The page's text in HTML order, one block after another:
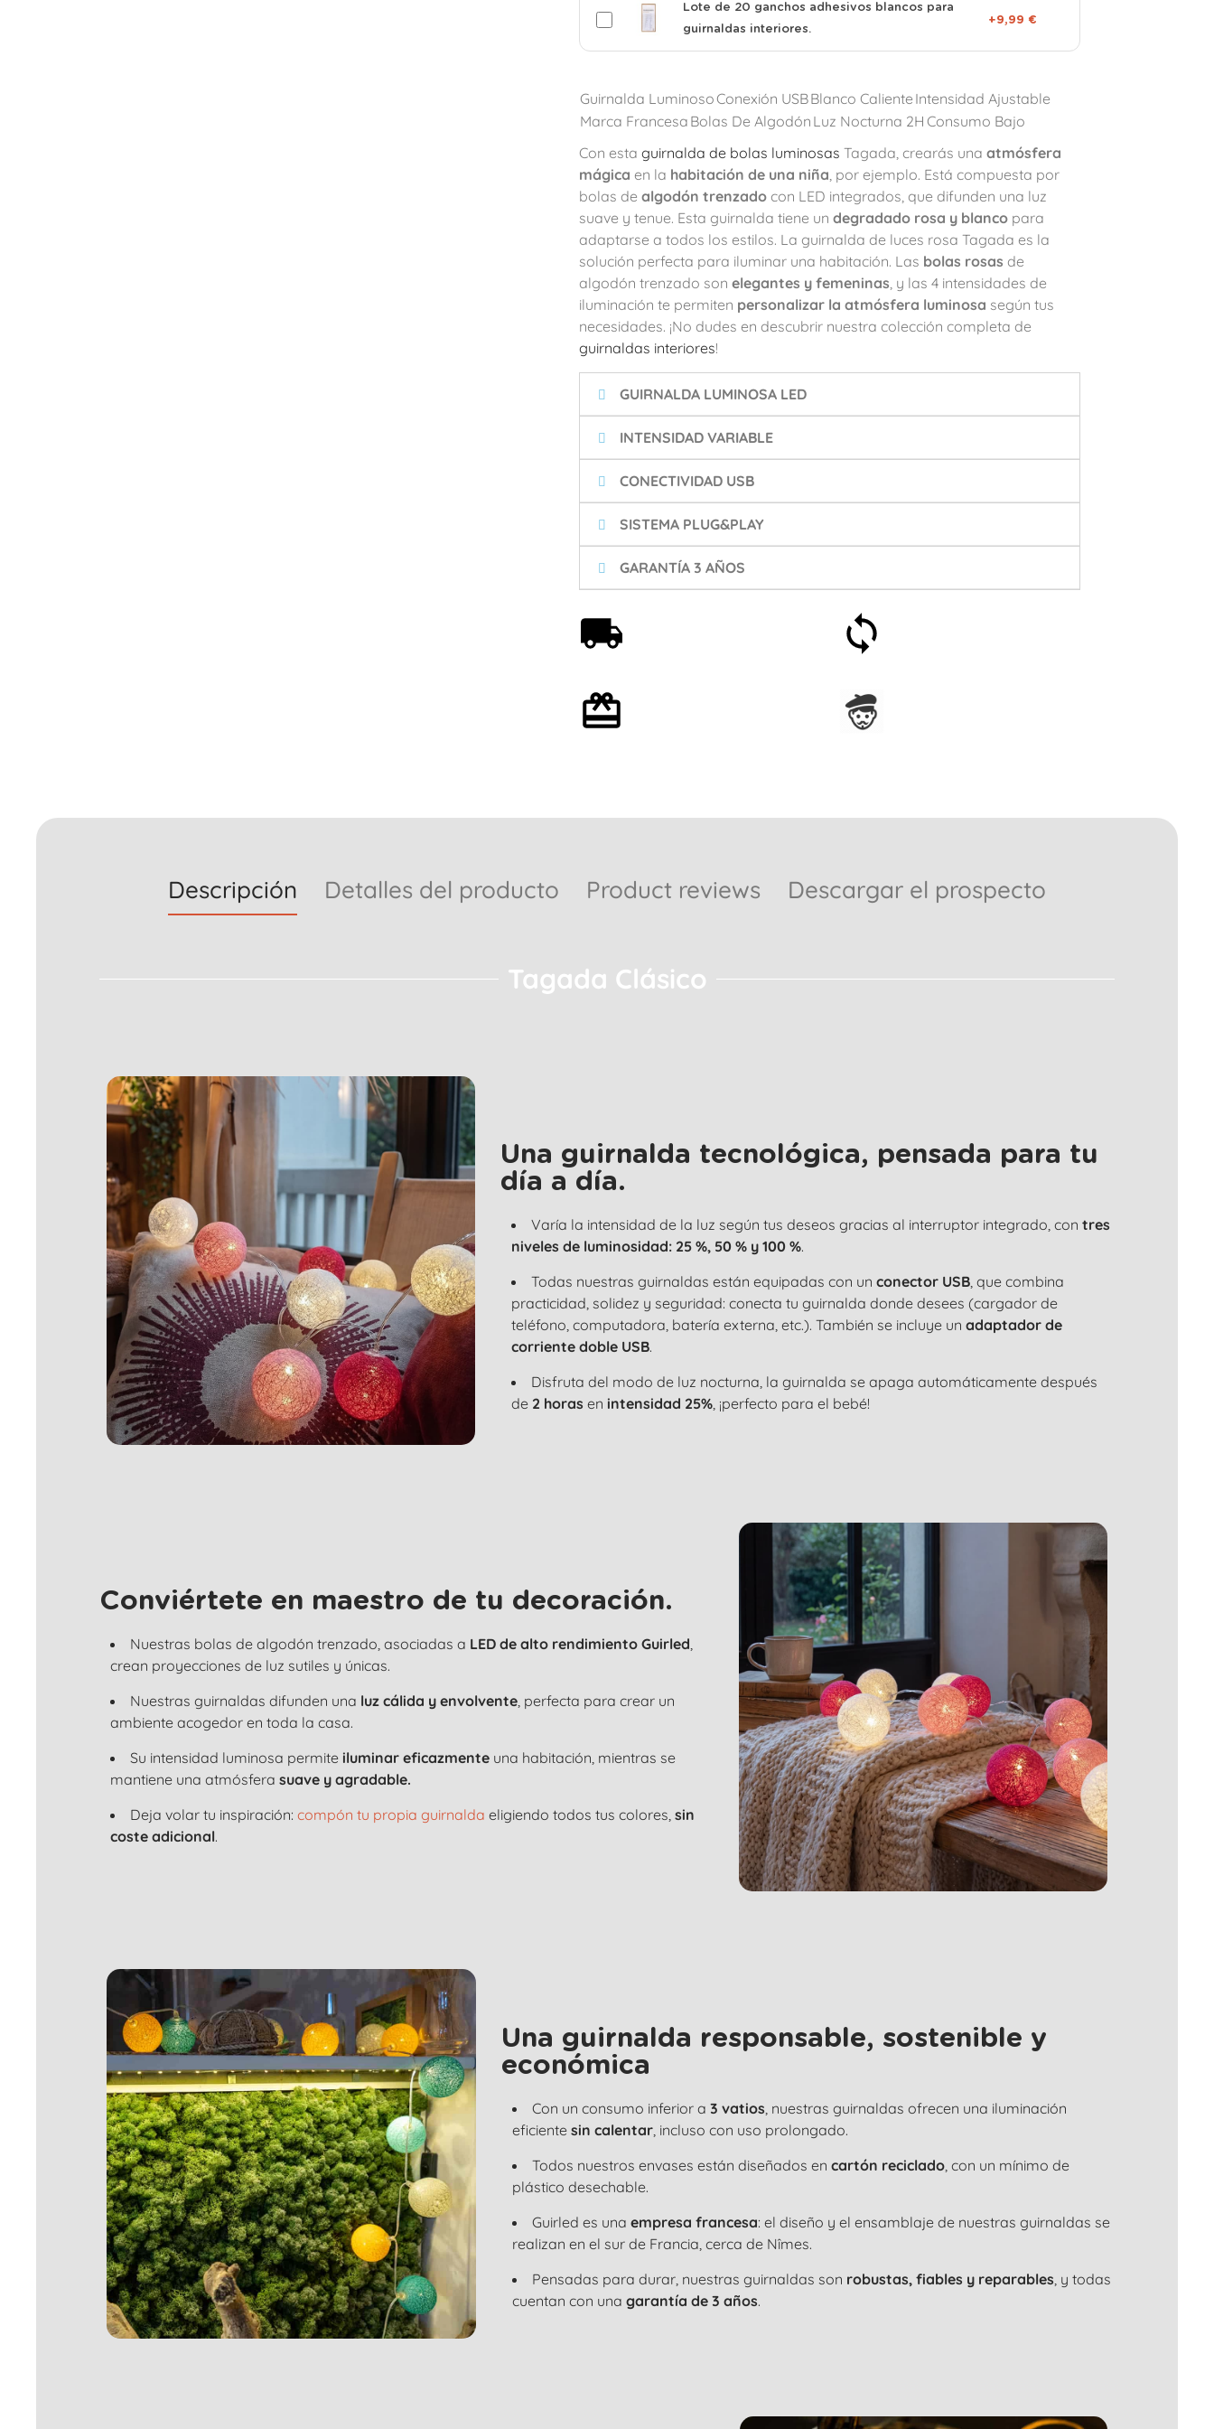
Lote de 20 ganchos adhesivos blancos para
guirnaldas interiores.
+9,99 €
Guirnalda LuminosoConexión USBBlanco Caliente Intensidad Ajustable
Marca Francesa Bolas De Algodón Luz Nocturna 2H Consumo Bajo
Con esta guirnalda de bolas luminosas Tagada, crearás una atmósfera
mágica en la habitación de una niña, por ejemplo. Está compuesta por
bolas de algodón trenzadocon LED integrados, que difunden una luz
suave y tenue. Esta guirnalda tiene un degradado rosa y blancopara
adaptarse a todos los estilos. La guirnalda de luces rosa Tagada es la
solución perfecta para iluminar una habitación. Las bolas rosas de
algodón trenzado son elegantes y femeninas, y las 4 intensidades de
iluminación te permiten personalizar la atmósfera luminosa según tus
necesidades. ¡No dudes en descubrir nuestra colección completa de
guirnaldas interiores!
GUIRNALDA LUMINOSA LED
INTENSIDAD VARIABLE
CONECTIVIDAD USB
SISTEMA PLUG&PLAY
GARANTÍA 3 AÑOS
Descripción Detalles del producto Product reviews Descargar el prospecto
Tagada Clásico
Una guirnalda tecnológica, pensada para tu
día a día.
Varía la intensidad de la luz según tus deseos gracias al interruptor integrado, contres
niveles de luminosidad: 25 %, 50 % y 100 %.
Todas nuestras guirnaldas están equipadas con unconector USB, que combina
practicidad, solidez y seguridad: conecta tu guirnalda donde desees (cargador de
teléfono, computadora, batería externa, etc.). También se incluye unadaptador de
corriente doble USB.
Disfruta del modo de luz nocturna, la guirnalda se apaga automáticamente después
de 2 horas en intensidad 25%, ¡perfecto para el bebé!
Conviértete en maestro de tu decoración.
Nuestras bolas de algodón trenzado, asociadas a LED de alto rendimiento Guirled,
crean proyecciones de luz sutiles y únicas.
Nuestras guirnaldas difunden una luz cálida y envolvente, perfecta para crear un
ambiente acogedor en toda la casa.
Su intensidad luminosa permite iluminar eficazmente una habitación, mientras se
mantiene una atmósfera suave y agradable.
Deja volar tu inspiración: compón tu propia guirnalda eligiendo todos tus colores, sin
coste adicional.
Una guirnalda responsable, sostenible y
económica
Con un consumo inferior a 3 vatios, nuestras guirnaldas ofrecen una iluminación
eficiente sin calentar, incluso con uso prolongado.
Todos nuestros envases están diseñados en cartón reciclado, con un mínimo de
plástico desechable.
Guirled es una empresa francesa: el diseño y el ensamblaje de nuestras guirnaldas se
realizan en el sur de Francia, cerca de Nîmes.
Pensadas para durar, nuestras guirnaldas son robustas, fiables y reparables, y todas
cuentan con una garantía de 3 años.